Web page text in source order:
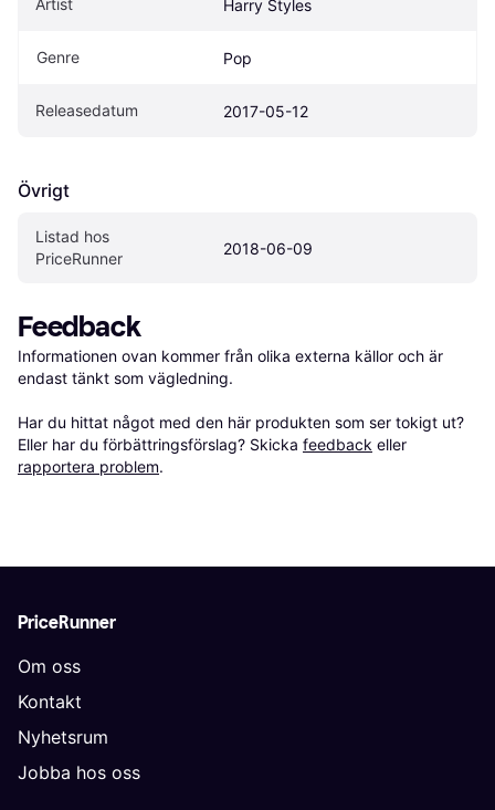
Artist Harry Styles
Genre Pop
Releasedatum 2017-05-12
Övrigt
Listad hos
PriceRunner
2018-06-09
Feedback
Informationen ovan kommer från olika externa källor och är
endast tänkt som vägledning.
Har du hittat något med den här produkten som ser tokigt ut?
Eller har du förbättringsförslag? Skicka feedback eller
rapportera problem.
PriceRunner
Om oss
Kontakt
Nyhetsrum
Jobba hos oss